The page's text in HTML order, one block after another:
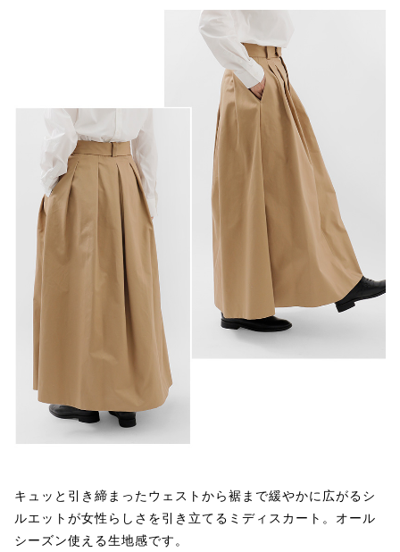
キュッと引き締まったウェストから裾まで緩やかに広がるシ
ルエットが女性らしさを引き立てるミディスカート。オール
シーズン使える生地感です。